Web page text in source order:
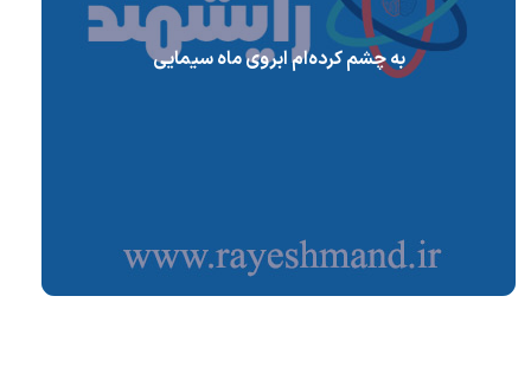
به چشم کرده‌ام ابروی ماه سیمایی